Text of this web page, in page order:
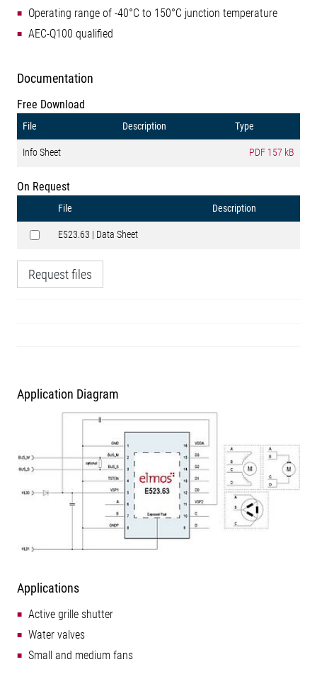
Operating range of -40°C to 150°C junction temperature
AEC-Q100 qualified
Documentation
Free Download
File Description Type
Info Sheet PDF 157 kB
On Request
File Description
E523.63 | Data Sheet
Request files
Application Diagram
Applications
Active grille shutter
Water valves
Small and medium fans